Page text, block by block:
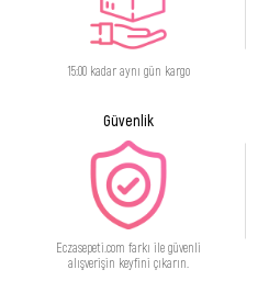
15:00 kadar aynı gün kargo
Güvenlik
Eczasepeti.com farkı ile güvenli
alışverişin keyfini çıkarın.